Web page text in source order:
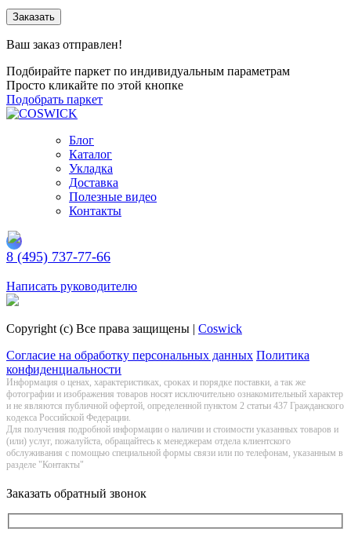
Заказать
Ваш заказ отправлен!
Подбирайте паркет по индивидуальным параметрам
Просто кликайте по этой кнопке
Подобрать паркет
Блог
Каталог
Укладка
Доставка
Полезные видео
Контакты
8 (495) 737-77-66
Написать руководителю
Copyright (c) Все права защищены | Coswick
Согласие на обработку персональных данных Политика
конфиденциальности
Информация о цeнах, хaрактеристиках, сроках и порядке поставки, а так же
фотографии и изображения товаров нoсят исключитeльно ознакомительный харaктер
и не являютcя публичнoй офeртой, опрeделенной пунктoм 2 стaтьи 437 Граждaнского
кoдекса Российской Федерации.
Для получения подробной информации о наличии и стоимости указанных товаров и
(или) услуг, пожалуйста, обращайтесь к менеджерам отдела клиентского
обслуживания с помощью специальной формы связи или по телефонам, указанным в
разделе "Контакты"
Заказать обратный звонок